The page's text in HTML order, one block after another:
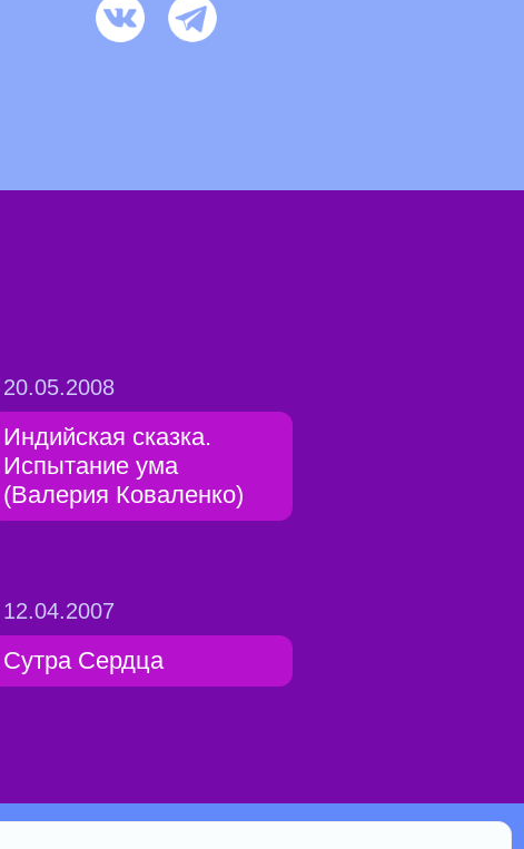
20.05.2008
Индийская сказка.
Испытание ума
(Валерия Коваленко)
12.04.2007
Сутра Сердца